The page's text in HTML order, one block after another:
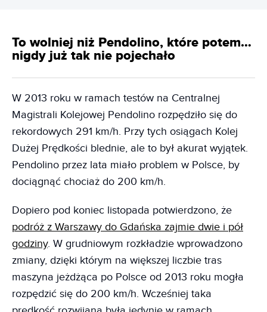
To wolniej niż Pendolino, które potem…
nigdy już tak nie pojechało
W 2013 roku w ramach testów na Centralnej
Magistrali Kolejowej Pendolino rozpędziło się do
rekordowych 291 km/h. Przy tych osiągach Kolej
Dużej Prędkości blednie, ale to był akurat wyjątek.
Pendolino przez lata miało problem w Polsce, by
dociągnąć chociaż do 200 km/h.
Dopiero pod koniec listopada potwierdzono, że
podróż z Warszawy do Gdańska zajmie dwie i pół
godziny. W grudniowym rozkładzie wprowadzono
zmiany, dzięki którym na większej liczbie tras
maszyna jeżdżąca po Polsce od 2013 roku mogła
rozpędzić się do 200 km/h. Wcześniej taka